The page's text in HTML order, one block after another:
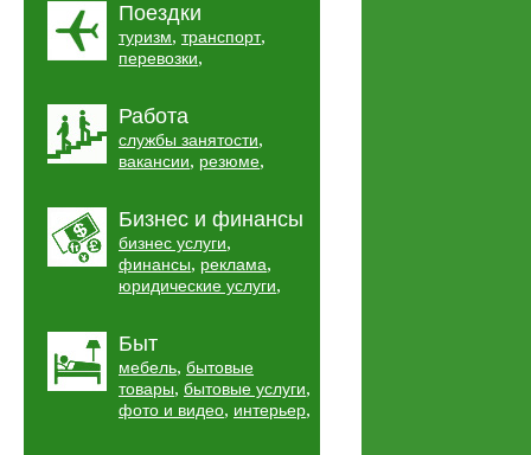
Поездки
туризм, транспорт,
перевозки,
Работа
службы занятости,
вакансии, резюме,
Бизнес и финансы
бизнес услуги,
финансы, реклама,
юридические услуги,
Быт
мебель, бытовые
товары, бытовые услуги,
фото и видео, интерьер,